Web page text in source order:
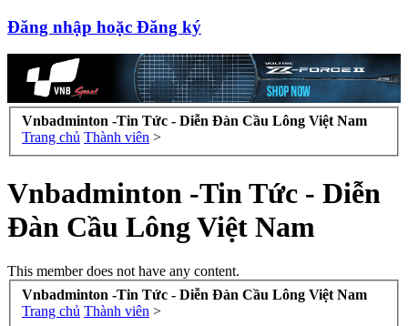
Đăng nhập hoặc Đăng ký
Vnbadminton -Tin Tức - Diễn Đàn Cầu Lông Việt Nam
Trang chủ Thành viên >
Vnbadminton -Tin Tức - Diễn
Đàn Cầu Lông Việt Nam
This member does not have any content.
Vnbadminton -Tin Tức - Diễn Đàn Cầu Lông Việt Nam
Trang chủ Thành viên >